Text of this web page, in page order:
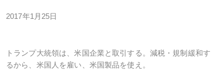
2017年1月25日
トランプ大統領は、米国企業と取引する。減税・規制緩和す
るから、米国人を雇い、米国製品を使え。